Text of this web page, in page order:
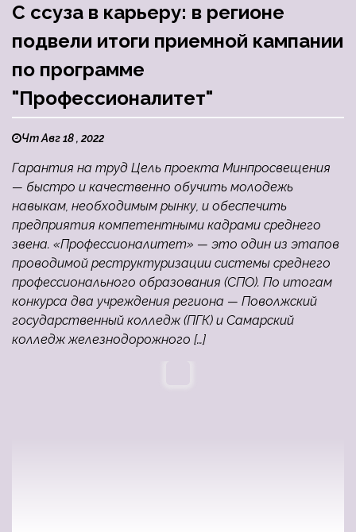
С ссуза в карьеру: в регионе
подвели итоги приемной кампании
по программе
"Профессионалитет"
Чт Авг 18 , 2022
Гарантия на труд Цель проекта Минпросвещения
— быстро и качественно обучить молодежь
навыкам, необходимым рынку, и обеспечить
предприятия компетентными кадрами среднего
звена. «Профессионалитет» — это один из этапов
проводимой реструктуризации системы среднего
профессионального образования (СПО). По итогам
конкурса два учреждения региона — Поволжский
государственный колледж (ПГК) и Самарский
колледж железнодорожного […]